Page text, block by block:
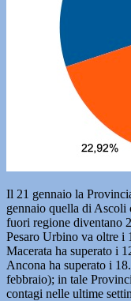
Il 21 gennaio la
gennaio quella di
fuori regione diventano
Pesaro Urbino va oltre i
Macerata ha superato i
Ancona ha superato i
febbraio); in tale
contagi nelle ultime